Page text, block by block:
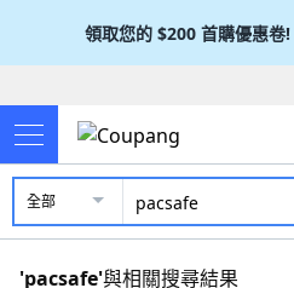
領取您的 $200 首購優惠卷!
全部
'pacsafe'與相關搜尋結果